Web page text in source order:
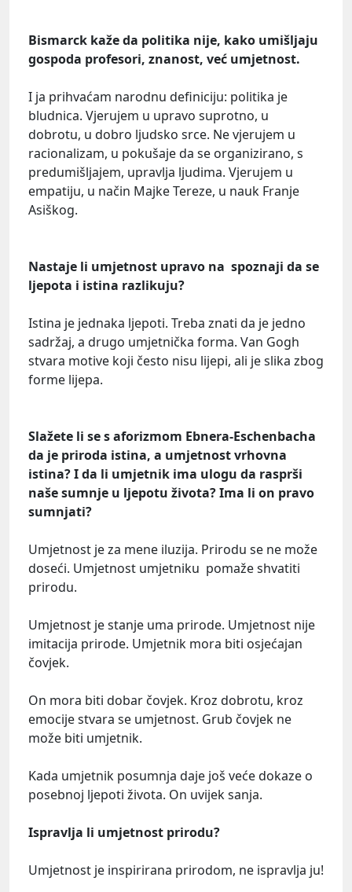
Bismarck kaže da politika nije, kako umišljaju
gospoda profesori, znanost, već umjetnost.
I ja prihvaćam narodnu definiciju: politika je
bludnica. Vjerujem u upravo suprotno, u
dobrotu, u dobro ljudsko srce. Ne vjerujem u
racionalizam, u pokušaje da se organizirano, s
predumišljajem, upravlja ljudima. Vjerujem u
empatiju, u način Majke Tereze, u nauk Franje
Asiškog.
Nastaje li umjetnost upravo na spoznaji da se
ljepota i istina razlikuju?
Istina je jednaka ljepoti. Treba znati da je jedno
sadržaj, a drugo umjetnička forma. Van Gogh
stvara motive koji često nisu lijepi, ali je slika zbog
forme lijepa.
Slažete li se s aforizmom Ebnera-Eschenbacha
da je priroda istina, a umjetnost vrhovna
istina? Ida li umjetnik ima ulogu da rasprši
naše sumnje u ljepotu života? Ima li on pravo
sumnjati?
Umjetnost je za mene iluzija. Prirodu se ne može
doseći. Umjetnost umjetniku pomaže shvatiti
prirodu.
Umjetnost je stanje uma prirode. Umjetnost nije
imitacija prirode. Umjetnik mora biti osjećajan
čovjek.
On mora biti dobar čovjek. Kroz dobrotu, kroz
emocije stvara se umjetnost. Grub čovjek ne
može biti umjetnik.
Kada umjetnik posumnja daje još veće dokaze o
posebnoj ljepoti života. On uvijek sanja.
Ispravlja li umjetnost prirodu?
Umjetnost je inspirirana prirodom, ne ispravlja ju!